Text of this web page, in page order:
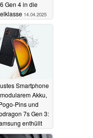
6 Gen 4 in die
14.04.2025
Smartphone
Akku,
Pins und
7s Gen 3:
enthüllt
XCover 7 Pro